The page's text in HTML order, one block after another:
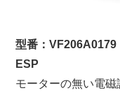
型番：VF206A0179
ESP
モーターの無い電